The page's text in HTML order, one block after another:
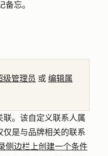
备忘。
级管理员 或 编辑属
联。该自定义联系人属
仅是与品牌相关的联系
侧边栏上创建一个条件